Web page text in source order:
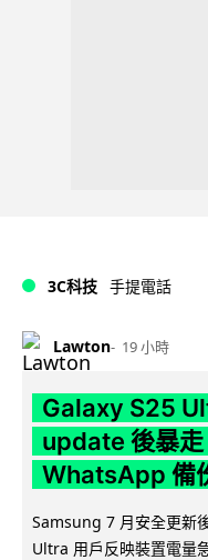
3C科技 手提電話
Lawton 19 小時
Galaxy S25
update 後暴走
WhatsApp 備
Samsung 7 月安全更新
Ultra 用戶反映裝置電量